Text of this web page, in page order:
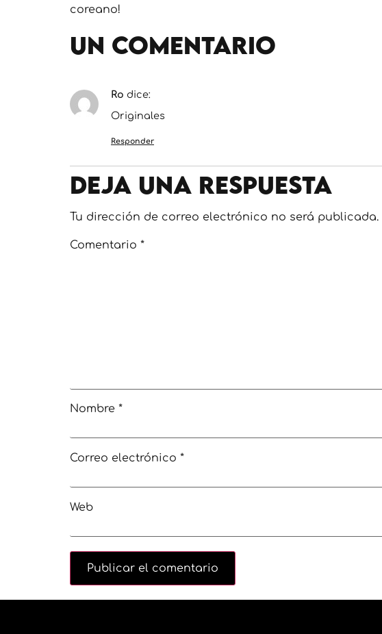
coreano!
Un comentario
Ro dice:
Originales
Responder
Deja una respuesta
Tu dirección de correo electrónico no será publicada.
Comentario *
Nombre *
Correo electrónico *
Web